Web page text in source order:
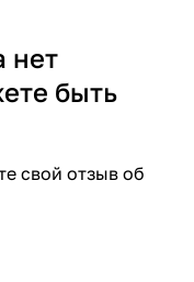
нет
быть
свой отзыв об